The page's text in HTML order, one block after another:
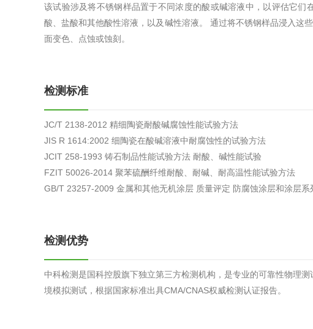
海洋测绘
该试验涉及将不锈钢样品置于不同浓度的酸或碱溶液中，以评估它
酸、盐酸和其他酸性溶液，以及碱性溶液。 通过将不锈钢样品浸入这
面变色、点蚀或蚀刻。
检测标准
JC/T 2138-2012 精细陶瓷耐酸碱腐蚀性能试验方法
JIS R 1614:2002 细陶瓷在酸碱溶液中耐腐蚀性的试验方法
JCIT 258-1993 铸石制品性能试验方法 耐酸、碱性能试验
FZIT 50026-2014 聚苯硫酬纤维耐酸、耐碱、耐高温性能试验方法
GB/T 23257-2009 金属和其他无机涂层 质量评定 防腐蚀涂层和涂层系
检测优势
中科检测是国科控股旗下独立第三方检测机构， 是专业的可靠性物理
境模拟测试，根据国家标准出具CMA/CNAS权威检测认证报告。